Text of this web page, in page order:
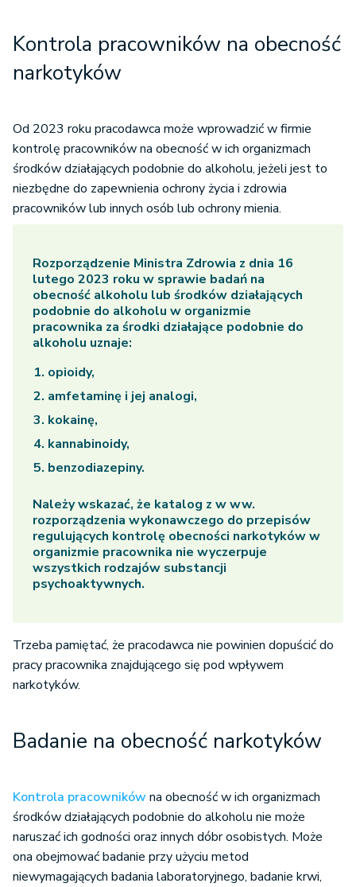
Kontrola pracowników na obecność
narkotyków
Od 2023 roku pracodawca może wprowadzić w firmie
kontrolę pracowników na obecność w ich organizmach
środków działających podobnie do alkoholu, jeżeli jest to
niezbędne do zapewnienia ochrony życia i zdrowia
pracowników lub innych osób lub ochrony mienia.
Rozporządzenie Ministra Zdrowia z dnia 16
lutego 2023 roku w sprawie badań na
obecność alkoholu lub środków działających
podobnie do alkoholu w organizmie
pracownika za środki działające podobnie do
alkoholu uznaje:
opioidy,
amfetaminę i jej analogi,
kokainę,
kannabinoidy,
benzodiazepiny.
Należy wskazać, że katalog z w ww.
rozporządzenia wykonawczego do przepisów
regulujących kontrolę obecności narkotyków w
organizmie pracownika nie wyczerpuje
wszystkich rodzajów substancji
psychoaktywnych.
Trzeba pamiętać, że pracodawca nie powinien dopuścić do
pracy pracownika znajdującego się pod wpływem
narkotyków.
Badanie na obecność narkotyków
Kontrola pracowników na obecność w ich organizmach
środków działających podobnie do alkoholu nie może
naruszać ich godności oraz innych dóbr osobistych. Może
ona obejmować badanie przy użyciu metod
niewymagających badania laboratoryjnego, badanie krwi,